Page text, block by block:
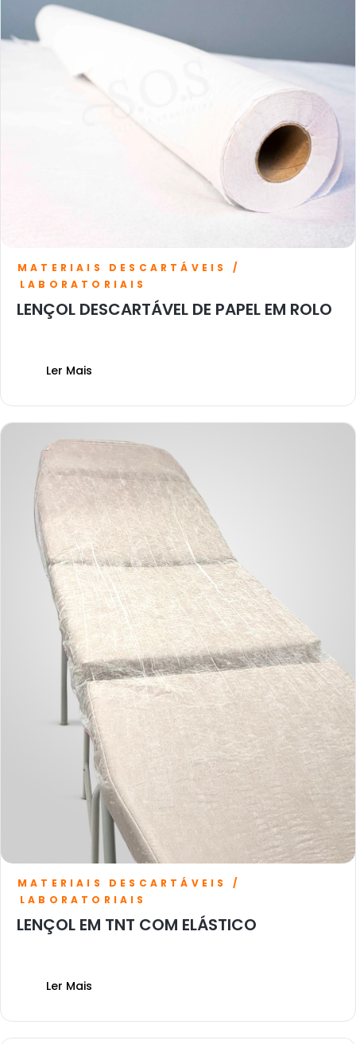
MATERIAIS DESCARTÁVEIS /
LABORATORIAIS
LENÇOL DESCARTÁVEL DE PAPEL EM ROLO
Ler Mais
MATERIAIS DESCARTÁVEIS /
LABORATORIAIS
LENÇOL EM TNT COM ELÁSTICO
Ler Mais